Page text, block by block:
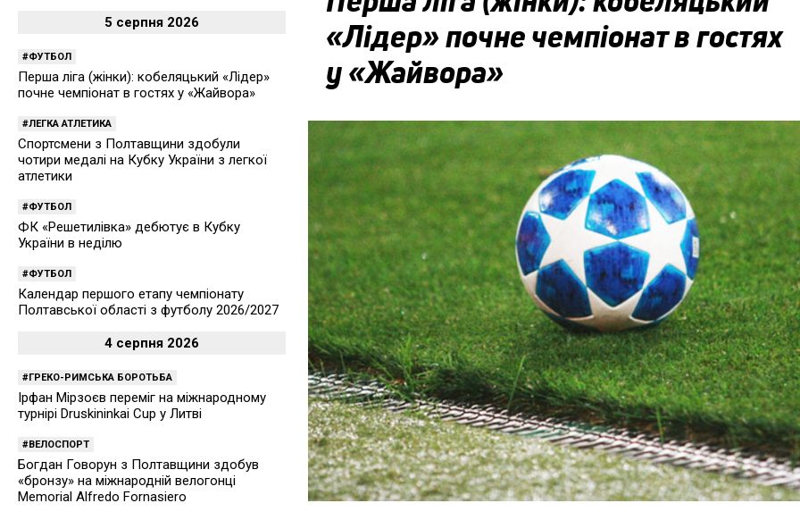
«Лідер» почне чемпіонат в гостях
у «Жайвора»
5 серпня 2026
ФУТБОЛ
Перша ліга (жінки): кобеляцький «Лідер»
почне чемпіонат в гостях у «Жайвора»
ЛЕГКА АТЛЕТИКА
Спортсмени з Полтавщини здобули
чотири медалі на Кубку України з легкої
атлетики
ФУТБОЛ
ФК «Решетилівка» дебютує в Кубку
України в неділю
ФУТБОЛ
Календар першого етапу чемпіонату
Полтавської області з футболу 2026/2027
4 серпня 2026
ГРЕКО-РИМСЬКА БОРОТЬБА
Ірфан Мірзоєв переміг на міжнародному
турнірі Druskininkai Cup у Литві
ВЕЛОСПОРТ
Богдан Говорун з Полтавщини здобув
«бронзу» на міжнародній велогонці
Memorial Alfredo Fornasiero